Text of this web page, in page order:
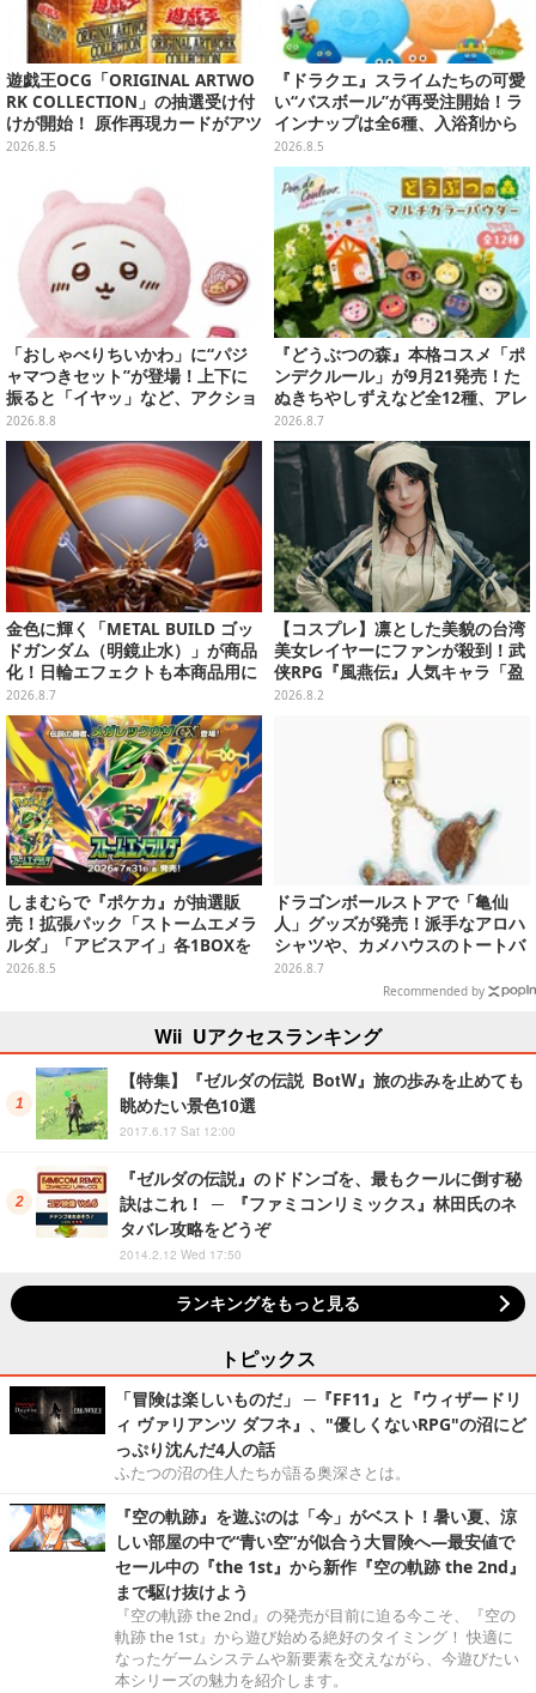
遊戯王OCG「ORIGINAL ARTWO
RK COLLECTION」の抽選受け付
けが開始！ 原作再現カードがアツ
いスペシャルパック
2026.8.5
『ドラクエ』スライムたちの可愛
い“バスボール”が再受注開始！ラ
インナップは全6種、入浴剤から
モンスターのフィギュアが出てく
る
2026.8.5
「おしゃべりちいかわ」に“パジ
ャマつきセット”が登場！上下に
振ると「イヤッ」など、アクショ
ンに応じて喋ってくれる
2026.8.8
『どうぶつの森』本格コスメ「ポ
ンデクルール」が9月21発売！た
ぬきちやしずえなど全12種、アレ
ンジできるリアクションシールも
付属
2026.8.7
金色に輝く「METAL BUILD ゴッ
ドガンダム（明鏡止水）」が商品
化！日輪エフェクトも本商品用に
刷新した豪華仕様
2026.8.7
【コスプレ】凛とした美貌の台湾
美女レイヤーにファンが殺到！武
侠RPG『風燕伝』人気キャラ「盈
盈」を完璧に再現して会場を沸か
2026.8.2
しまむらで『ポケカ』が抽選販
売！拡張パック「ストームエメラ
ルダ」「アビスアイ」各1BOXを
ラインナップ
2026.8.5
ドラゴンボールストアで「亀仙
人」グッズが発売！派手なアロハ
シャツや、カメハウスのトートバ
ッグなど夏らしいアイテムがズラ
2026.8.7
Recommended by
Wii Uアクセスランキング
【特集】『ゼルダの伝説 BotW』旅の歩みを止めても
眺めたい景色10選
2017.6.17 Sat 12:00
『ゼルダの伝説』のドドンゴを、最もクールに倒す秘
訣はこれ！ ─ 『ファミコンリミックス』林田氏のネ
タバレ攻略をどうぞ
2014.2.12 Wed 17:50
ランキングをもっと見る
トピックス
「冒険は楽しいものだ」 ─『FF11』と『ウィザードリ
ィ ヴァリアンツ ダフネ』、"優しくないRPG"の沼にど
っぷり沈んだ4人の話
ふたつの沼の住人たちが語る奥深さとは。
『空の軌跡』を遊ぶのは「今」がベスト！暑い夏、涼
しい部屋の中で“青い空”が似合う大冒険へ―最安値で
セール中の『the 1st』から新作『空の軌跡 the 2nd』
まで駆け抜けよう
『空の軌跡 the 2nd』の発売が目前に迫る今こそ、『空の
軌跡 the 1st』から遊び始める絶好のタイミング！ 快適に
なったゲームシステムや新要素を交えながら、今遊びたい
本シリーズの魅力を紹介します。